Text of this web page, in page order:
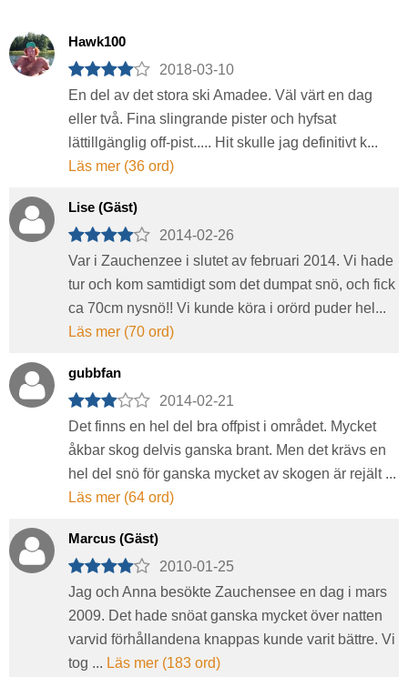
Hawk100
2018-03-10
En del av det stora ski Amadee. Väl värt en dag
eller två. Fina slingrande pister och hyfsat
lättillgänglig off-pist..... Hit skulle jag definitivt k...
Läs mer (36 ord)
Lise (Gäst)
2014-02-26
Var i Zauchenzee i slutet av februari 2014. Vi hade
tur och kom samtidigt som det dumpat snö, och fick
ca 70cm nysnö!! Vi kunde köra i orörd puder hel...
Läs mer (70 ord)
gubbfan
2014-02-21
Det finns en hel del bra offpist i området. Mycket
åkbar skog delvis ganska brant. Men det krävs en
hel del snö för ganska mycket av skogen är rejält ...
Läs mer (64 ord)
Marcus (Gäst)
2010-01-25
Jag och Anna besökte Zauchensee en dag i mars
2009. Det hade snöat ganska mycket över natten
varvid förhållandena knappas kunde varit bättre. Vi
tog ... Läs mer (183 ord)